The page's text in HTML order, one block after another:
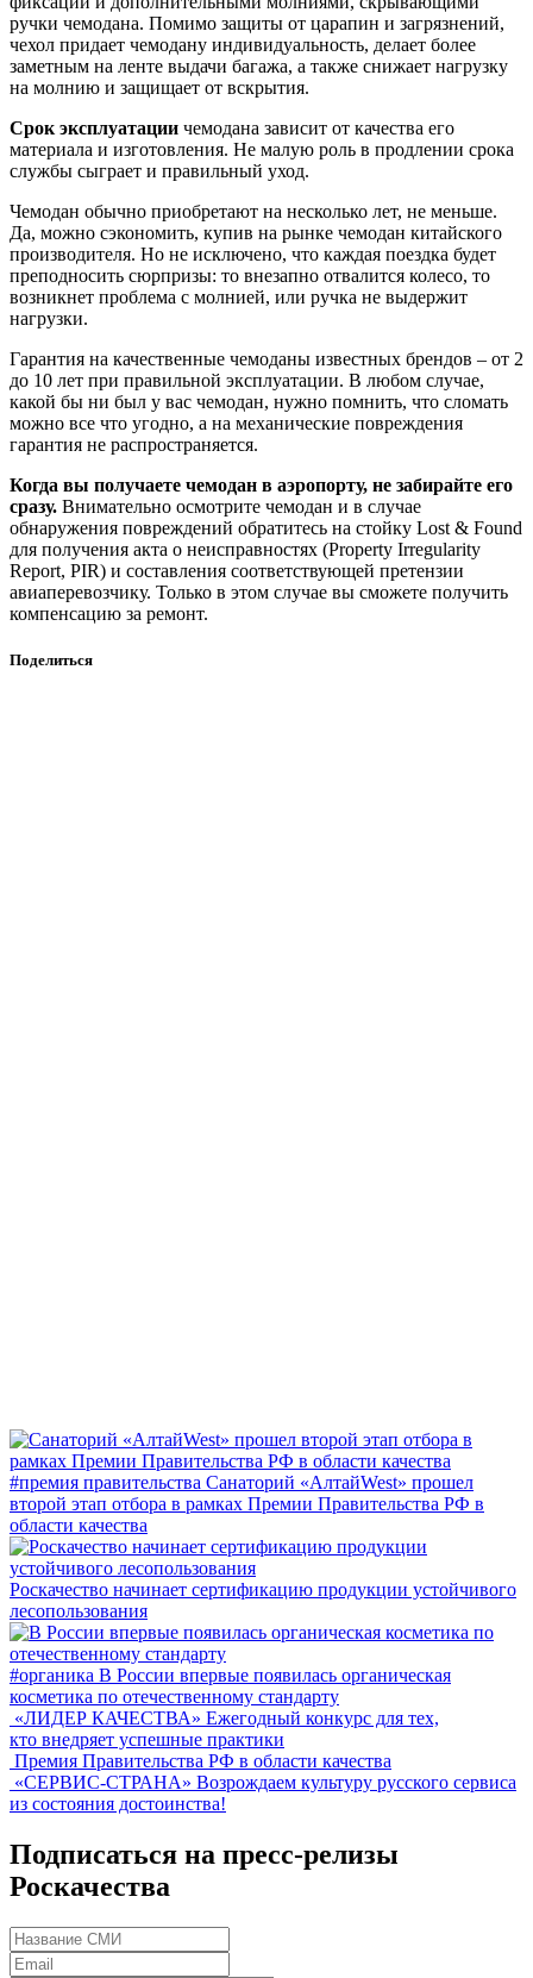
ручки чемодана. Помимо защиты от царапин и загрязнений,
чехол придает чемодану индивидуальность, делает более
заметным на ленте выдачи багажа, а также снижает нагрузку
на молнию и защищает от вскрытия.
Срок эксплуатации чемодана зависит от качества его
материала и изготовления. Не малую роль в продлении срока
службы сыграет и правильный уход.
Чемодан обычно приобретают на несколько лет, не меньше.
Да, можно сэкономить, купив на рынке чемодан китайского
производителя. Но не исключено, что каждая поездка будет
преподносить сюрпризы: то внезапно отвалится колесо, то
возникнет проблема с молнией, или ручка не выдержит
нагрузки.
Гарантия на качественные чемоданы известных брендов – от 2
до 10 лет при правильной эксплуатации. В любом случае,
какой бы ни был у вас чемодан, нужно помнить, что сломать
можно все что угодно, а на механические повреждения
гарантия не распространяется.
Когда вы получаете чемодан в аэропорту, не забирайте его
сразу. Внимательно осмотрите чемодан и в случае
обнаружения повреждений обратитесь на стойку Lost & Found
для получения акта о неисправностях (Property Irregularity
Report, PIR) и составления соответствующей претензии
авиаперевозчику. Только в этом случае вы сможете получить
компенсацию за ремонт.
Поделиться
#премия правительства Санаторий «АлтайWest» прошел
второй этап отбора в рамках Премии Правительства РФ в
области качества
Роскачество начинает сертификацию продукции устойчивого
лесопользования
#органика В России впервые появилась органическая
косметика по отечественному стандарту
«ЛИДЕР КАЧЕСТВА» Ежегодный конкурс для тех,
кто внедряет успешные практики
Премия Правительства РФ в области качества
«СЕРВИС-СТРАНА» Возрождаем культуру русского сервиса
из состояния достоинства!
Подписаться на пресс-релизы
Роскачества